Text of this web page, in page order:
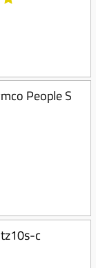
People S
c